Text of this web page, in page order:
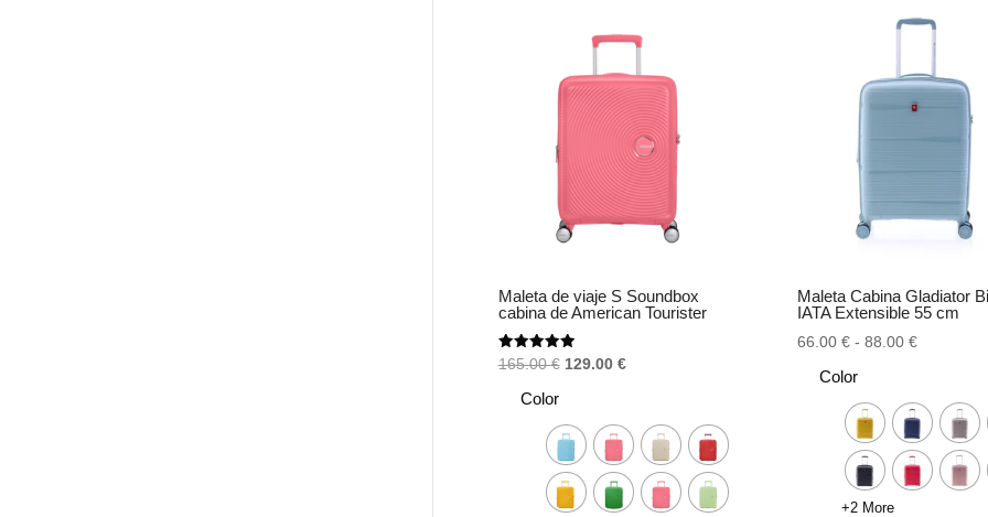
Maleta de viaje S Soundbox
cabina de American Tourister
Valorado
con
de 5
165.00€ El
era:
165.00 €.
129.00 €El
es:
129.00 €.
Color
Maleta Cabina Gladiator
IATA Extensible 55 cm
66.00€ - 88.00€Rango
desde
66.00 €
hasta
88.00 €
Color
+2 More